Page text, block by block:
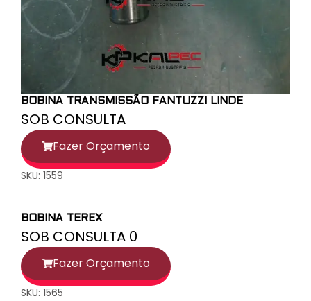
BOBINA TRANSMISSÃO FANTUZZI LINDE
SOB CONSULTA
Fazer Orçamento
SKU: 1559
BOBINA TEREX
SOB CONSULTA 0
Fazer Orçamento
SKU: 1565